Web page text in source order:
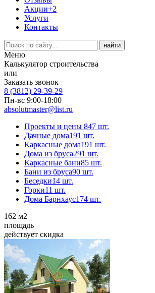
Акции+2
Услуги
Контакты
Меню
Калькулятор строительства
или
Заказать звонок
8 (3812) 29-39-29
Пн-вс 9:00-18:00
absolutmaster@list.ru
Проекты и цены 847 шт.
Дачные дома191 шт.
Каркасные дома191 шт.
Дома из бруса291 шт.
Каркасные бани85 шт.
Бани из бруса90 шт.
Беседки14 шт.
Горки11 шт.
Дома Барнхаус174 шт.
162 м2
площадь
действует скидка